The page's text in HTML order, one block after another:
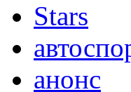
Stars
анонс